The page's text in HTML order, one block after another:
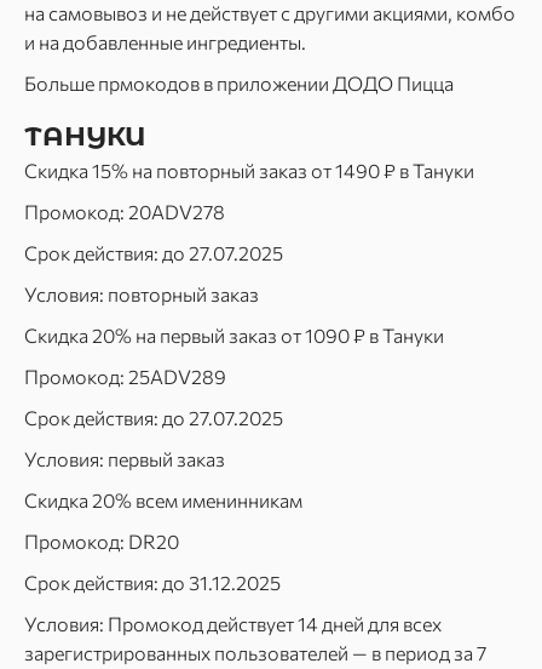
на самовывоз и не действует с другими акциями, комбо
и на добавленные ингредиенты.
Больше прмокодов в приложении ДОДО Пицца
ТАНУКИ
Скидка 15% на повторный заказ от 1490 ₽ в Тануки
Промокод: 20ADV278
Срок действия: до 27.07.2025
Условия: повторный заказ
Скидка 20% на первый заказ от 1090 ₽ в Тануки
Промокод: 25ADV289
Срок действия: до 27.07.2025
Условия: первый заказ
Скидка 20% всем именинникам
Промокод: DR20
Срок действия: до 31.12.2025
Условия: Промокод действует 14 дней для всех
зарегистрированных пользователей — в период за 7